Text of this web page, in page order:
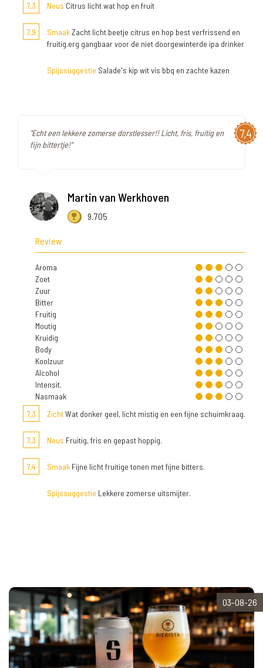
7,3 Neus Citrus licht wat hop en fruit
7,9 SmaakZacht licht beetje citrus en hop best verfrissend en
fruitig.erg gangbaar voor de niet doorgewinterde ipa drinker
Spijssuggestie Salade's kip wit vis bbq en zachte kazen
7,4
"Echt een lekkere zomerse dorstlesser!! Licht, fris, fruitig en
fijn bittertje!"
Martin van Werkhoven
9.705
Review
Aroma
Zoet
Zuur
Bitter
Fruitig
Moutig
Kruidig
Body
Koolzuur
Alcohol
Intensit.
Nasmaak
7,3
ZichtWat donker geel, licht mistig en een fijne schuimkraag.
7,3 Neus Fruitig, fris en gepast hoppig.
7,4 Smaak Fijne licht fruitige tonen met fijne bitters.
Spijssuggestie Lekkere zomerse uitsmijter.
03-08-26